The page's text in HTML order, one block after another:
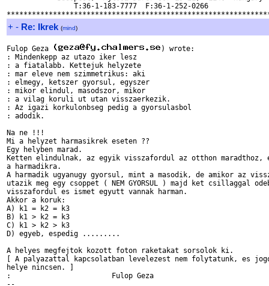
                T:36-1-183-7777  F:36-1-252-0266
+ - Re: Ikrek (mind)
Fulop Geza
) wrote:
: Mindenkepp az utazo iker lesz
: a fiatalabb. Kettejuk helyzete
: mar eleve nem szimmetrikus: aki
: elmegy, ketszer gyorsul, egyszer
: mikor elindul, masodszor, mikor
: a vilag koruli ut utan visszaerkezik.
: Az igazi korkulonbseg pedig a gyorsulasbol
: adodik.
Na ne !!!
Mi a helyzet harmasikrek eseten ??
Egy helyben marad.
Ketten elindulnak, az egyik visszafordul az otthon maradthoz,
a harmadikra.
A harmadik ugyanugy gyorsul, mint a masodik, de amikor az
utazik meg egy csoppet ( NEM GYORSUL ) majd ket csillaggal
visszafordul es ismet egyutt vannak harman.
Akkor a koruk:
A) k1 = k2 = k3
B) k1 > k2 = k3
C) k1 > k2 > k3
D) egyeb, espedig .........
A helyes megfejtok kozott foton raketakat sorsolok ki.
[ A palyazattal kapcsolatban levelezest nem folytatunk, es
helye nincsen. ]
:                        Fulop Geza
--